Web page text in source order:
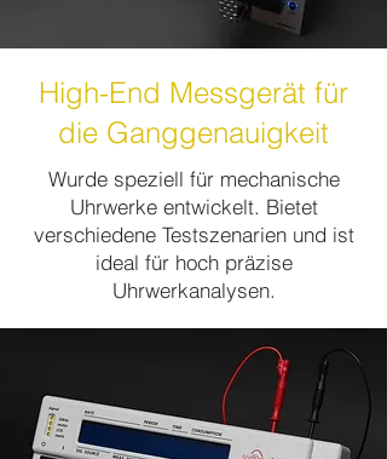
High-End Messgerät für
die Ganggenauigkeit
Wurde speziell für mechanische
Uhrwerke entwickelt. Bietet
verschiedene Testszenarien und ist
ideal für hoch präzise
Uhrwerkanalysen.